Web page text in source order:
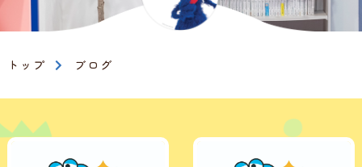
トップ ブログ